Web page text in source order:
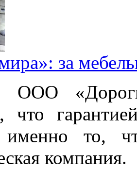
за
ООО
что
именно то,
компания.